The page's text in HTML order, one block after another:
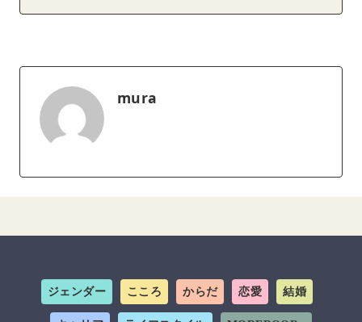
mura
ジェンダー こころ からだ 恋愛 結婚